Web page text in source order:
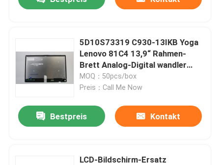
5D10S73319 C930-13IKB Yoga
Lenovo 81C4 13,9“ Rahmen-
Brett Analog-Digital wandler
Touch Screen FHD LCD
Versammlungs-W
MOQ：50pcs/box
Preis：Call Me Now
Bestpreis Kontakt
LCD-Bildschirm-Ersatz